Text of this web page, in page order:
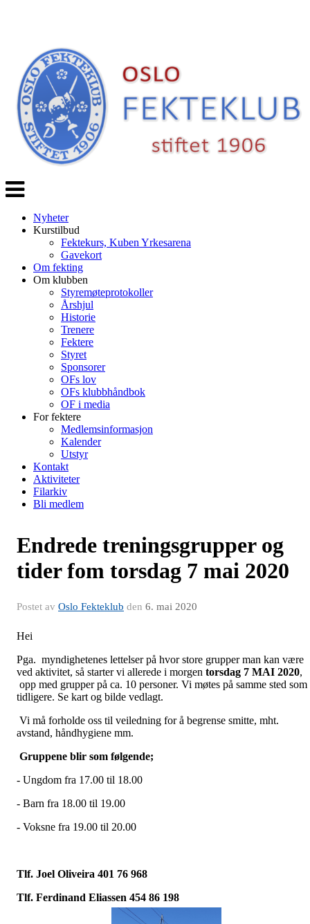
Veksle
navigasjon
Nyheter
Kurstilbud
Fektekurs, Kuben Yrkesarena
Gavekort
Om fekting
Om klubben
Styremøteprotokoller
Årshjul
Historie
Trenere
Fektere
Styret
Sponsorer
OFs lov
OFs klubbhåndbok
OF i media
For fektere
Medlemsinformasjon
Kalender
Utstyr
Kontakt
Aktiviteter
Filarkiv
Bli medlem
Endrede treningsgrupper og
tider fom torsdag 7 mai 2020
Postet av Oslo Fekteklub den 6. mai 2020
Hei
Pga. myndighetenes lettelser på hvor store grupper man kan være
ved aktivitet, så starter vi allerede i morgen torsdag 7 MAI 2020,
opp med grupper på ca. 10 personer. Vi møtes på samme sted som
tidligere. Se kart og bilde vedlagt.
Vi må forholde oss til veiledning for å begrense smitte, mht.
avstand, håndhygiene mm.
Gruppene blir som følgende;
- Ungdom fra 17.00 til 18.00
- Barn fra 18.00 til 19.00
- Voksne fra 19.00 til 20.00
Tlf. Joel Oliveira 401 76 968
Tlf. Ferdinand Eliassen 454 86 198